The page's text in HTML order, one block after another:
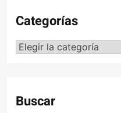
Categorías
Categorías
Buscar